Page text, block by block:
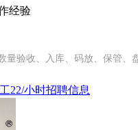
经验
量验收、入库、码放、保管
22/小时招聘信息